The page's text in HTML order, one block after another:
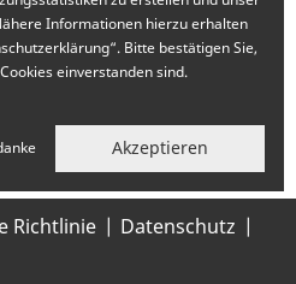
Richtlinie
Datenschutz
Informationen hierzu erhalten
Bitte bestätigen Sie,
einverstanden sind.
Akzeptieren